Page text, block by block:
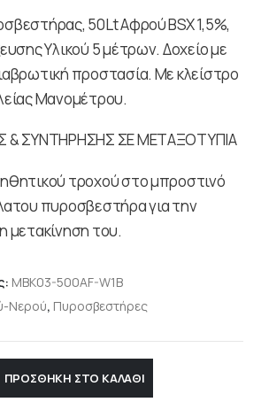
50Lt Αφρού BSX 1,5%,
Υλικού 5 μέτρων. Δοχείο με
προστασία. Με κλείστρο
Μανομέτρου.
& ΣΥΝΤΗΡΗΣΗΣ ΣΕ ΜΕΤΑΞΟΤΥΠΙΑ
τροχού στο μπροστινό
πυροσβεστήρα για την
μετακίνηση του.
MBK03-500AF-W1B
Νερού, Πυροσβεστήρες
ΠΡΟΣΘΉΚΗ ΣΤΟ ΚΑΛΆΘΙ